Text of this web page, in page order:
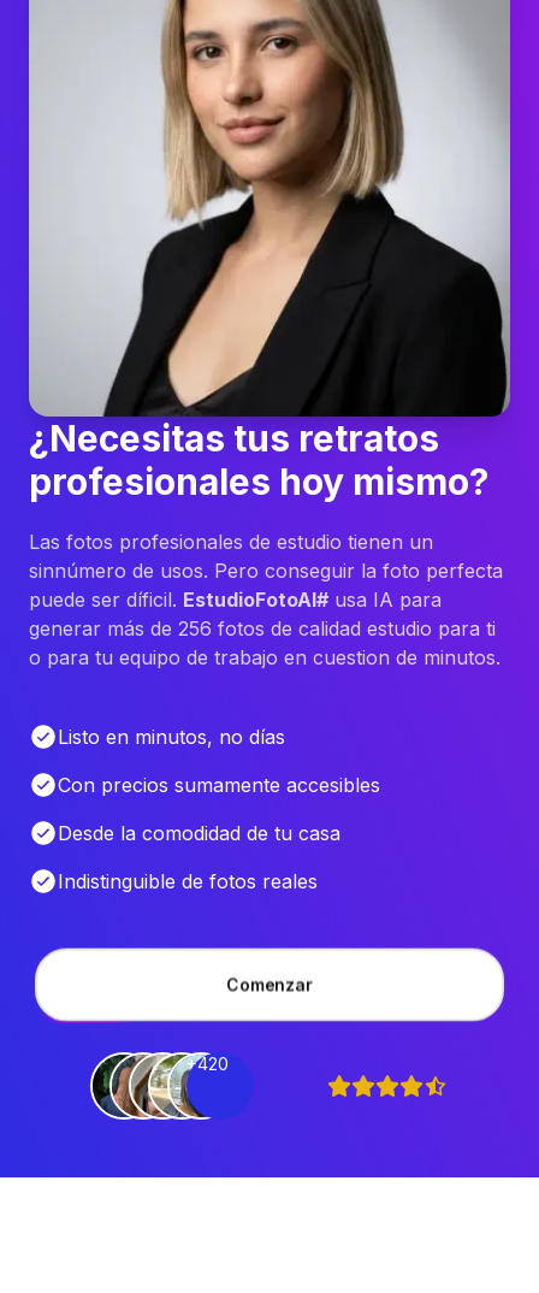
¿Necesitas tus retratos
profesionales hoy mismo?
Las fotos profesionales de estudio tienen un
sinnúmero de usos. Pero conseguir la foto perfecta
puede ser díficil. EstudioFotoAI# usa IA para
generar más de 256 fotos de calidad estudio para ti
o para tu equipo de trabajo en cuestion de minutos.
Listo en minutos, no días
Con precios sumamente accesibles
Desde la comodidad de tu casa
Indistinguible de fotos reales
Comenzar
+420